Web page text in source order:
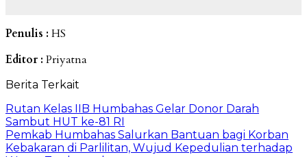
Penulis : HS
Editor : Priyatna
Berita Terkait
Rutan Kelas IIB Humbahas Gelar Donor Darah
Sambut HUT ke-81 RI
Pemkab Humbahas Salurkan Bantuan bagi Korban
Kebakaran di Parlilitan, Wujud Kepedulian terhadap